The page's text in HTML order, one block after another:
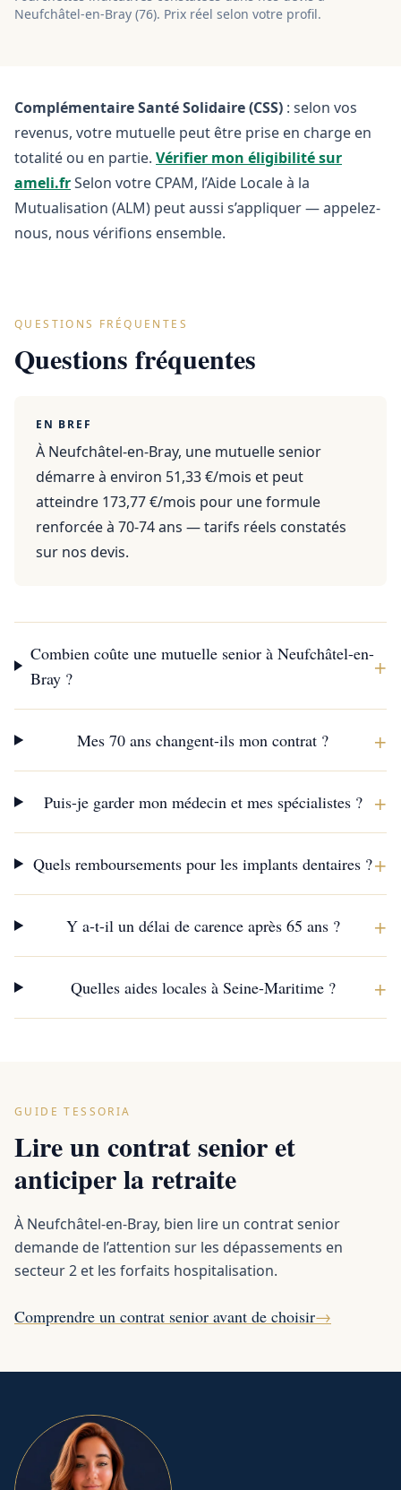
Neufchâtel-en-Bray (76). Prix réel selon votre profil.
Complémentaire Santé Solidaire (CSS) : selon vos
revenus, votre mutuelle peut être prise en charge en
totalité ou en partie. Vérifier mon éligibilité sur
ameli.frSelon votre CPAM, l’Aide Locale à la
Mutualisation (ALM) peut aussi s’appliquer — appelez-
nous, nous vérifions ensemble.
QUESTIONS FRÉQUENTES
Questions fréquentes
EN BREF
À Neufchâtel-en-Bray, une mutuelle senior
démarre à environ 51,33 €/mois et peut
atteindre 173,77 €/mois pour une formule
renforcée à 70-74 ans — tarifs réels constatés
sur nos devis.
Combien coûte une mutuelle senior à Neufchâtel-en-
Bray ?
+
Mes 70 ans changent-ils mon contrat ? +
Puis-je garder mon médecin et mes spécialistes ? +
Quels remboursements pour les implants dentaires ?+
Y a-t-il un délai de carence après 65 ans ? +
Quelles aides locales à Seine-Maritime ? +
GUIDE TESSORIA
Lire un contrat senior et
anticiper la retraite
À Neufchâtel-en-Bray, bien lire un contrat senior
demande de l’attention sur les dépassements en
secteur 2 et les forfaits hospitalisation.
Comprendre un contrat senior avant de choisir→